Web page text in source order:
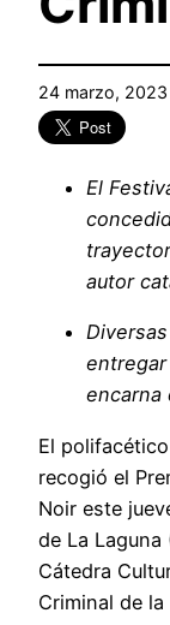
24 marzo, 2023
El
autor
encarna
El
recogió el
Noir este
de La
Cátedra
Criminal de